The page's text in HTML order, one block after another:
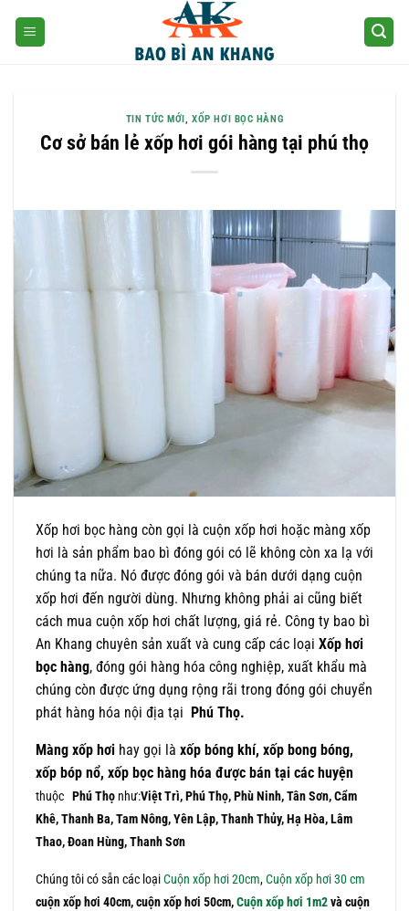
TIN TỨC MỚI,XỐP HƠI BỌC HÀNG
Cơ sở bán lẻ xốp hơi gói hàng tại phú thọ
Xốp hơi bọc hàng còn gọi là cuộn xốp hơi hoặc màng xốp
hơi là sản phẩm bao bì đóng gói có lẽ không còn xa lạ với
chúng ta nữa. Nó được đóng gói và bán dưới dạng cuộn
xốp hơi đến người dùng. Nhưng không phải ai cũng biết
cách mua cuộn xốp hơi chất lượng, giá rẻ. Công ty bao bì
An Khang chuyên sản xuất và cung cấp các loại Xốp hơi
bọc hàng, đóng gói hàng hóa công nghiệp, xuất khẩu mà
chúng còn được ứng dụng rộng rãi trong đóng gói chuyển
phát hàng hóa nội địa tại Phú Thọ.
Màng xốp hơi hay gọi là xốp bóng khí, xốp bong bóng,
xốp bóp nổ, xốp bọc hàng hóa được bán tại các huyện
thuộc Phú Thọnhư:Việt Trì, Phú Thọ, Phù Ninh, Tân Sơn, Cẩm
Khê, Thanh Ba, Tam Nông, Yên Lập, Thanh Thủy, Hạ Hòa, Lâm
Thao, Đoan Hùng, Thanh Sơn
Chúng tôi có sẵn các loạiCuộn xốp hơi 20cm,Cuộn xốp hơi 30 cm
cuộn xốp hơi 40cm, cuộn xốp hơi 50cm,Cuộn xốp hơi 1m2và cuộn